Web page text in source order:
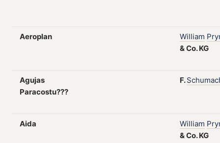
Aeroplan William
&Co.KG
Agujas
Paracostu???
F.
Aida William
&Co.KG